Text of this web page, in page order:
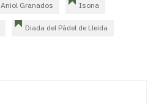
Aniol Granados Isona
Diada del Pàdel de Lleida